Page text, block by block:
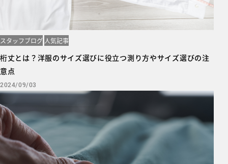
スタッフブログ 人気記事
桁丈とは？洋服のサイズ選びに役立つ測り方やサイズ選びの注
意点
2024/09/03